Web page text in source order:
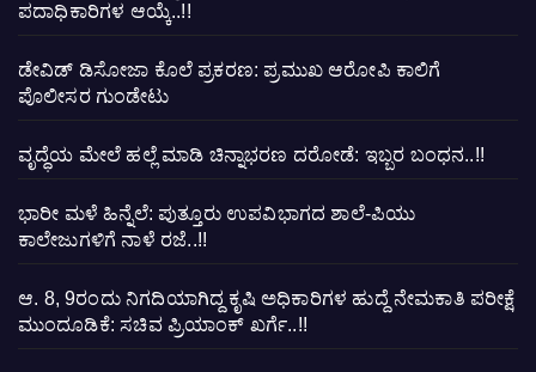
ಪದಾಧಿಕಾರಿಗಳ ಆಯ್ಕೆ..!!
ಡೇವಿಡ್ ಡಿಸೋಜಾ ಕೊಲೆ ಪ್ರಕರಣ: ಪ್ರಮುಖ ಆರೋಪಿ ಕಾಲಿಗೆ
ಪೊಲೀಸರ ಗುಂಡೇಟು
ವೃದ್ಧೆಯ ಮೇಲೆ ಹಲ್ಲೆ ಮಾಡಿ ಚಿನ್ನಾಭರಣ ದರೋಡೆ: ಇಬ್ಬರ ಬಂಧನ..!!
ಭಾರೀ ಮಳೆ ಹಿನ್ನೆಲೆ: ಪುತ್ತೂರು ಉಪವಿಭಾಗದ ಶಾಲೆ-ಪಿಯು
ಕಾಲೇಜುಗಳಿಗೆ ನಾಳೆ ರಜೆ..!!
ಆ. 8, 9ರಂದು ನಿಗದಿಯಾಗಿದ್ದ ಕೃಷಿ ಅಧಿಕಾರಿಗಳ ಹುದ್ದೆ ನೇಮಕಾತಿ ಪರೀಕ್ಷೆ
ಮುಂದೂಡಿಕೆ: ಸಚಿವ ಪ್ರಿಯಾಂಕ್ ಖರ್ಗೆ..!!